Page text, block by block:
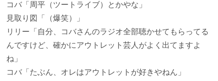
コバ 「周平（ツートライブ）とかやな」
見取り図
「（爆笑）」
リリー 「自分、コバさんのラジオ全部聴かせてもらってる
んですけど、確かにアウトレット芸人がよく出てますよ
ね」
コバ 「たぶん、オレはアウトレットが好きやねん」